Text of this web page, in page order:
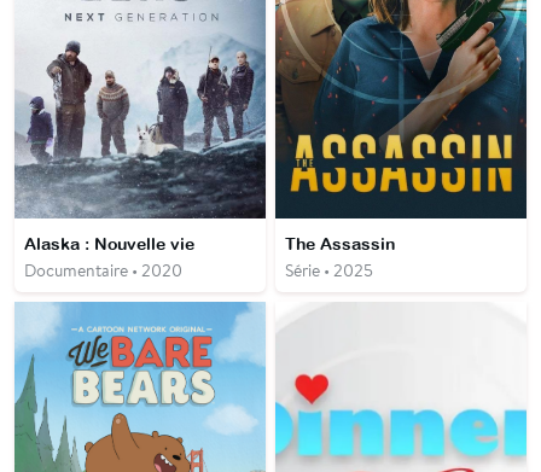
Alaska : Nouvelle vie
Documentaire • 2020
The Assassin
Série • 2025